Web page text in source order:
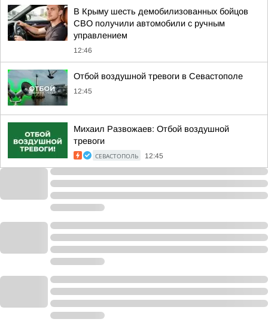
В Крыму шесть демобилизованных бойцов
СВО получили автомобили с ручным
управлением
12:46
Отбой воздушной тревоги в Севастополе
12:45
Михаил Развожаев: Отбой воздушной
тревоги
СЕВАСТОПОЛЬ 12:45